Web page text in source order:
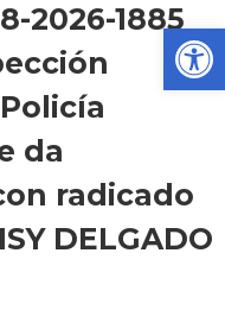
2026-1885
da
radicado
DELGADO